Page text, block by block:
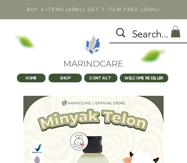
BUY 4 ITEMS (60ML) GET 1 ITEM FREE (20ML)
HOME SHOP CONTACT WELCOME RESELLER